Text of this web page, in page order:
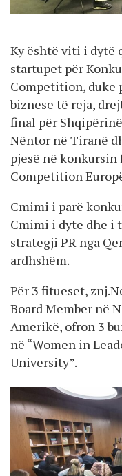
Ky është viti i dytë
startupet për
Competition, duke
biznese të reja,
final për
Nëntor në Tiranë
pjesë në
Competition
Cmimi i parë
Cmimi i dyte dhe i
strategji PR nga
ardhshëm.
Për 3 fitueset,
Board Member në
Amerikë, ofron 3
në “Women in
University”.